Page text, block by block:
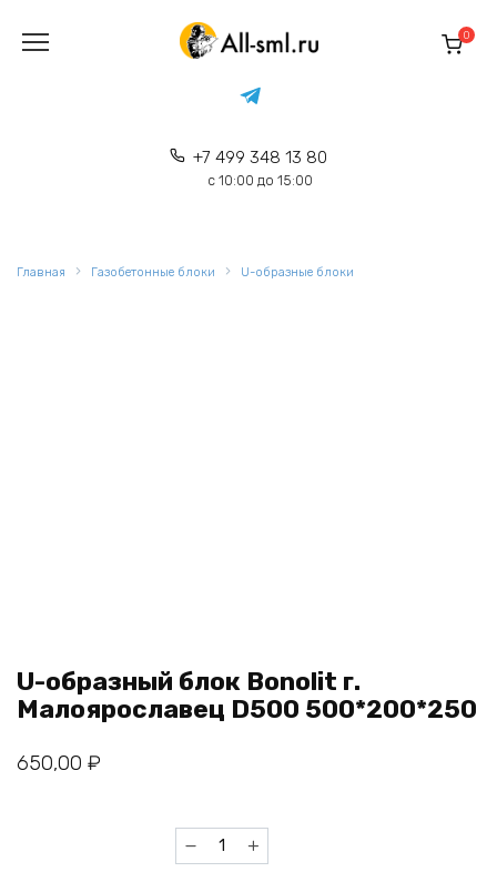
содержанию
+7 499 348 13 80
с 10:00 до 15:00
0
Главная Газобетонные блоки U-образные блоки
U-образный блок Bonolit г.
Малоярославец D500 500*200*250
650,00 ₽
Количество
товара